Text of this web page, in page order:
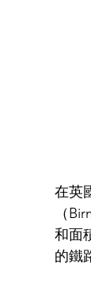
在英
（
和面
的鐵